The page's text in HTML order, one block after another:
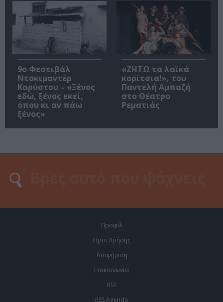
9ο Φεστιβάλ
Ντοκιμαντέρ
Καρύστου – «Ξένος
εδώ, ξένος εκεί,
όπου κι αν πάω
ξένος»
«ΖΗΤΩ τα λαϊκά
κορίτσια!», του
Παντελή Αμπαζή
στο Θέατρο
Ρεματιάς
Προφίλ
Οροι Χρήσης
Διαφήμιση
Επικοινωνία
RSS
RSS Agenda